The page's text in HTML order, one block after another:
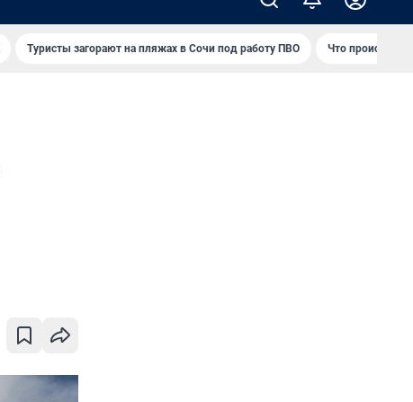
Туристы загорают на пляжах в Сочи под работу ПВО Что происходит